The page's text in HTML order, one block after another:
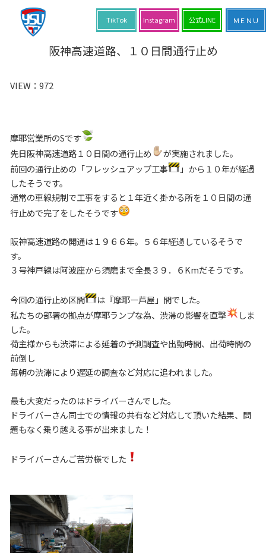
阪神高速道路、１０日間通行止め
VIEW： 972
摩耶営業所のSです
先日阪神高速道路１０日間の通行止め
が実施されました。
前回の通行止めの「フレッシュアップ工事
」から１０年が経過
したそうです。
通常の車線規制で工事をすると１年近く掛かる所を１０日間の通
行止めで完了をしたそうです
阪神高速道路の開通は１９６６年。５６年経過しているそうで
す。
３号神戸線は阿波座から須磨まで全長３９．６Kmだそうです。
今回の通行止め区間
は『摩耶ー芦屋」間でした。
私たちの部署の拠点が摩耶ランプな為、渋滞の影響を直撃
しま
した。
荷主様からも渋滞による延着の予測調査や出勤時間、出荷時間の
前倒し
毎朝の渋滞により遅延の調査など対応に追われました。
最も大変だったのはドライバーさんでした。
ドライバーさん同士での情報の共有など対応して頂いた結果、問
題もなく乗り越える事が出来ました！
ドライバーさんご苦労様でした
公式LINE
Instagram
TikTok